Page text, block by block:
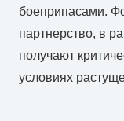
боеприпасами.
партнерство, в
получают
условиях